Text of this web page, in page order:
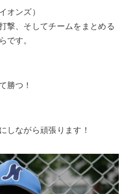
オンズ）
撃、そしてチームをまとめる
です。
勝つ！
しながら頑張ります！